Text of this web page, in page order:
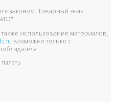
законом. Товарный знак
использование материалов,
возможно только с